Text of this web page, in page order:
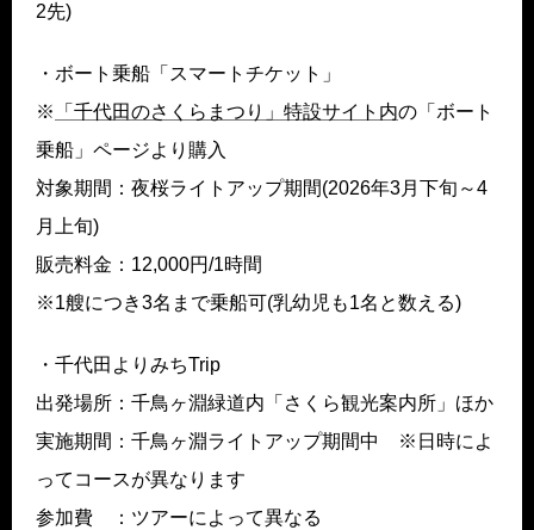
2先)
・ボート乗船「スマートチケット」
※
「千代田のさくらまつり」特設サイト内の「ボート
乗船」ページより購入
対象期間：夜桜ライトアップ期間(2026年3月下旬～4
月上旬)
販売料金：12,000円/1時間
※1艘につき3名まで乗船可(乳幼児も1名と数える)
・千代田よりみちTrip
出発場所：千鳥ヶ淵緑道内「さくら観光案内所」ほか
実施期間：千鳥ヶ淵ライトアップ期間中 ※日時によ
ってコースが異なります
参加費 ：ツアーによって異なる